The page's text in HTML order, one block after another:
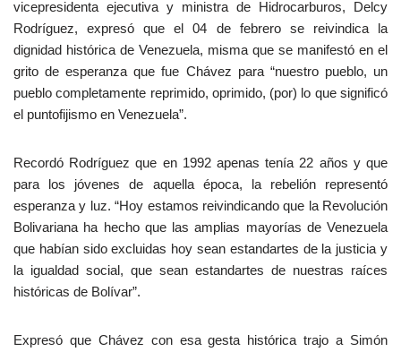
vicepresidenta ejecutiva y ministra de Hidrocarburos, Delcy
Rodríguez, expresó que el 04 de febrero se reivindica la
dignidad histórica de Venezuela, misma que se manifestó en el
grito de esperanza que fue Chávez para “nuestro pueblo, un
pueblo completamente reprimido, oprimido, (por) lo que significó
el puntofijismo en Venezuela”.
Recordó Rodríguez que en 1992 apenas tenía 22 años y que
para los jóvenes de aquella época, la rebelión representó
esperanza y luz. “Hoy estamos reivindicando que la Revolución
Bolivariana ha hecho que las amplias mayorías de Venezuela
que habían sido excluidas hoy sean estandartes de la justicia y
la igualdad social, que sean estandartes de nuestras raíces
históricas de Bolívar”.
Expresó que Chávez con esa gesta histórica trajo a Simón